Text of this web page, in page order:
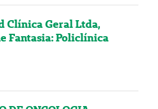
Clínica Geral Ltda,
Fantasia: Policlínica